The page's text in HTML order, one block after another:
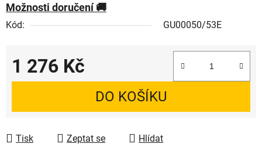
Možnosti doručení
Kód: GU00050/53E
1 276 Kč
Měrná cena:
DO KOŠÍKU
Tisk Zeptat se Hlídat